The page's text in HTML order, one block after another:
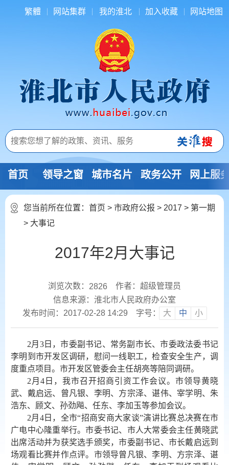
繁體 网站集群 我的淮北 加入收藏 网站地图
首页 领导之窗 城市名片 政务公开 网上服
您当前所在位置： 首页 > 市政府公报 > 2017 > 第一期
> 大事记
2017年2月大事记
浏览次数： 2826
作者：超级管理员
信息来源：淮北市人民政府办公室
发布时间：2017-02-28 14:29
字号： 大 中 小
2月3日，市委副书记、常务副市长、市委政法委书记
李明到市开发区调研，慰问一线职工，检查安全生产，调
度重点项目。市开发区管委会主任胡亮等陪同调研。
2月4日，我市召开招商引资工作会议。市领导黄晓
武、戴启远、曾凡银、李明、方宗泽、谌伟、宰学明、朱
浩东、顾文、孙劲飚、任东、李加玉等参加会议。
2月4日，全市“招商安商大家谈”演讲比赛总决赛在市
广电中心隆重举行。市委书记、市人大常委会主任黄晓武
出席活动并为获奖选手颁奖，市委副书记、市长戴启远到
场观看比赛并作点评。市领导曾凡银、李明、方宗泽、谌